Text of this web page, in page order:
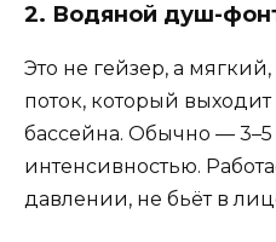
2. Водяной душ-
Это не гейзер, а
поток, который
бассейна. Обычно — 3–5
интенсивностью.
давлении, не бьёт в